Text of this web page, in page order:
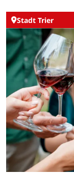
Stadt Trier